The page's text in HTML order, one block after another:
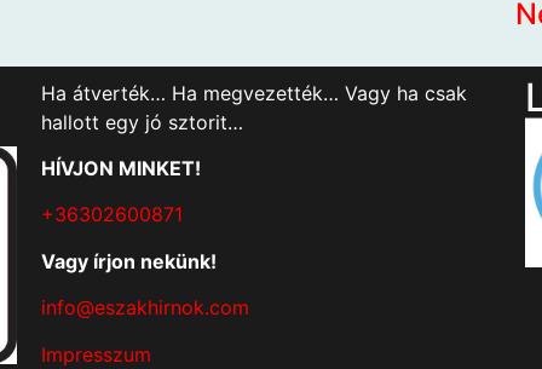
Ha átverték… Ha megvezették… Vagy ha csak
hallott egy jó sztorit…
HÍVJON MINKET!
+36302600871
Vagy írjon nekünk!
info@eszakhirnok.com
Impresszum